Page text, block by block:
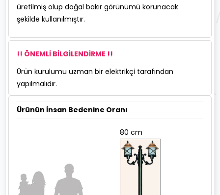
üretilmiş olup doğal bakır görünümü korunacak
şekilde kullanılmıştır.
!! ÖNEMLİ BİLGİLENDİRME !!
Ürün kurulumu uzman bir elektrikçi tarafından
yapılmalıdır.
Ürünün İnsan Bedenine Oranı
80 cm